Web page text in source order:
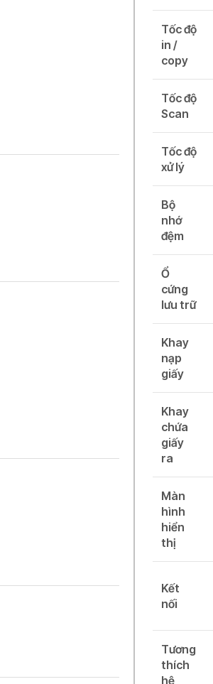
Tốc độ
in /
copy
Tốc độ
Scan
Tốc độ
xử lý
Bộ
nhớ
đệm
Ổ
cứng
lưu trữ
Khay
nạp
giấy
Khay
chứa
giấy
ra
Màn
hình
hiển
thị
Kết
nối
Tương
thích
hệ